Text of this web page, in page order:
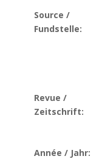
Source /
Fundstelle:
Revue /
Zeitschrift:
Année / Jahr: